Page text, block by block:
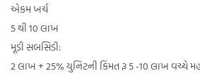
એકમ ખર્ચ
5 થી 10 લાખ
મૂડી સબસિડી:
2 લાખ + 25% યુનિટની કિંમત રૂ 5 -10 લાખ વચ્ચે